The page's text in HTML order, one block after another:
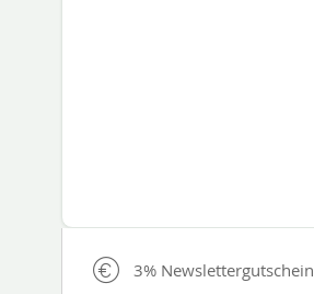
3% Newslettergutschein